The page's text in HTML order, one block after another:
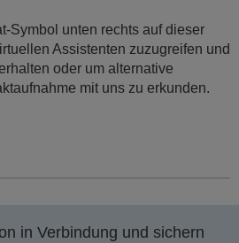
Symbol unten rechts auf dieser
Assistenten zuzugreifen und
oder um alternative
mit uns zu erkunden.
in Verbindung und sichern